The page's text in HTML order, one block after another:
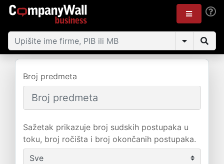
Broj predmeta
Sažetak prikazuje broj sudskih postupaka u
toku, broj ročišta i broj okončanih postupaka.